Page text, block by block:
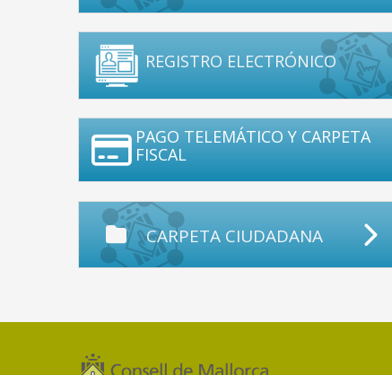
REGISTRO ELECTRÓNICO
PAGO TELEMÁTICO Y CARPETA
FISCAL
CARPETA CIUDADANA